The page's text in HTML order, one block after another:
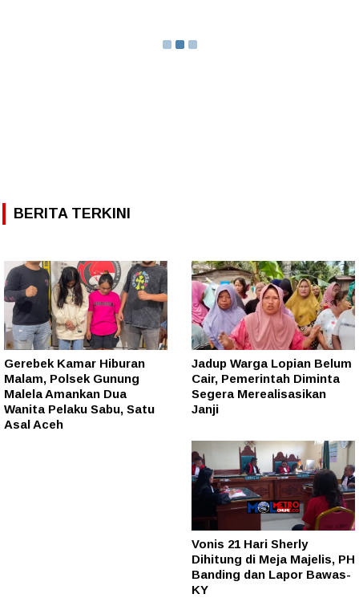
BERITA TERKINI
Gerebek Kamar Hiburan
Malam, Polsek Gunung
Malela Amankan Dua
Wanita Pelaku Sabu, Satu
Asal Aceh
Jadup Warga Lopian Belum
Cair, Pemerintah Diminta
Segera Merealisasikan
Janji
Vonis 21 Hari Sherly
Dihitung di Meja Majelis, PH
Banding dan Lapor Bawas-
KY